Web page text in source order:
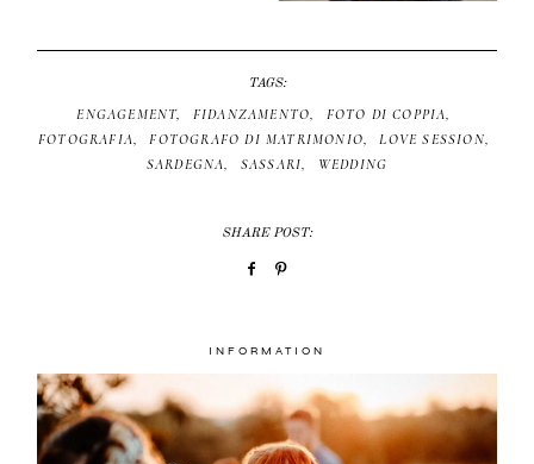
TAGS:
ENGAGEMENT FIDANZAMENTO
FOTO DI COPPIA
FOTOGRAFIA
FOTOGRAFO DI MATRIMONIO
LOVE SESSION
SARDEGNA
SASSARI WEDDING
SHARE POST:
INFORMATION